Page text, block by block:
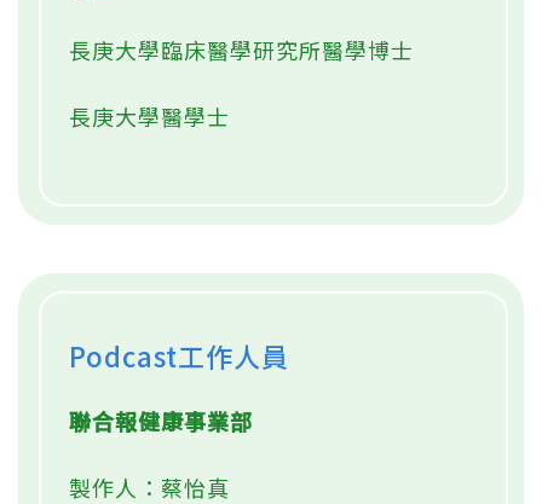
長庚大學臨床醫學研究所醫學博士
長庚大學醫學士
Podcast工作人員
聯合報健康事業部
製作人：蔡怡真